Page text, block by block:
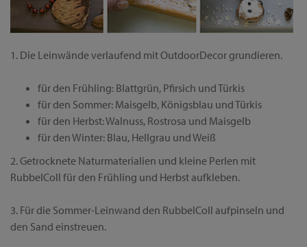
1. Die Leinwände verlaufend mit OutdoorDecor grundieren.
für den Frühling: Blattgrün, Pfirsich und Türkis
für den Sommer: Maisgelb, Königsblau und Türkis
für den Herbst: Walnuss, Rostrosa und Maisgelb
für den Winter: Blau, Hellgrau und Weiß
2. Getrocknete Naturmaterialien und kleine Perlen mit
RubbelColl für den Frühling und Herbst aufkleben.
3. Für die Sommer-Leinwand den RubbelColl aufpinseln und
den Sand einstreuen.